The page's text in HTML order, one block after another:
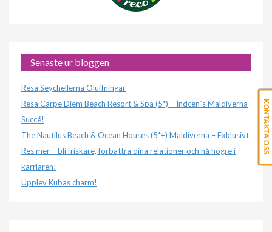
Senaste ur bloggen
Resa Seychellerna Öluffningar
Resa Carpe Diem Beach Resort & Spa (5*) – Indcen´s Maldiverna
Succé!
The Nautilus Beach & Ocean Houses (5*+) Maldiverna – Exklusivt
Res mer – bli friskare, förbättra dina relationer och nå högre i
karriären!
Upplev Kubas charm!
KONTAKTA OSS